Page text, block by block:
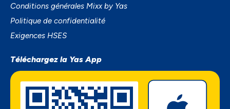
Conditions générales Mixx by Yas
Politique de confidentialité
Exigences HSES
Téléchargez la Yas App